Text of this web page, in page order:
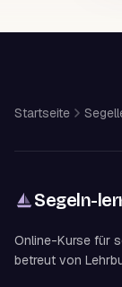
Startseite
Segeln-
Online-Kurse für
betreut von